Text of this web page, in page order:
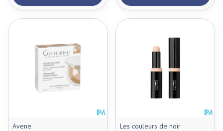
Avene
Les couleurs de noir